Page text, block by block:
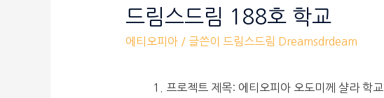
드림스드림 188호 학교
에티오피아/ 글쓴이 드림스드림 Dreamsdrdeam
프로젝트 제목: 에티오피아 오도미께 샬라 학교